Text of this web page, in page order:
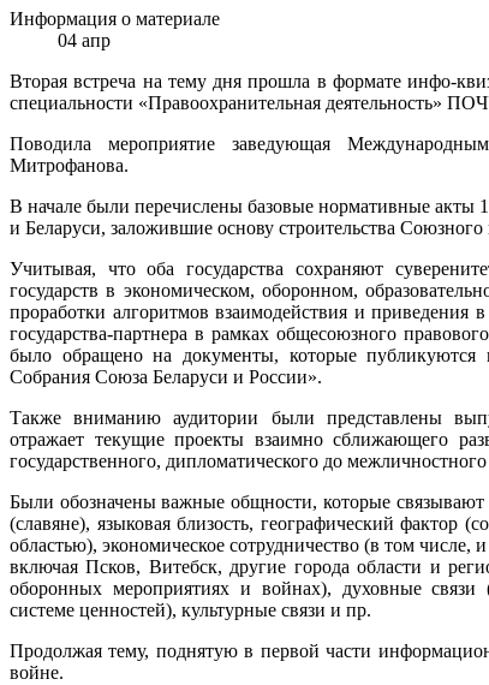
Информация о материале
04 апр
Вторая встреча на тему дня прошла в формате инфо-
специальности «Правоохранительная деятельность»
Поводила мероприятие заведующая
Митрофанова.
В начале были перечислены базовые нормативные акты
и Беларуси, заложившие основу строительства Союзного
Учитывая, что оба государства сохраняют
государств в экономическом, оборонном,
проработки алгоритмов взаимодействия и приведения
государства-партнера в рамках общесоюзного
было обращено на документы, которые
Собрания Союза Беларуси и России».
Также вниманию аудитории были представлены
отражает текущие проекты взаимно сближающего
государственного, дипломатического до
Были обозначены важные общности, которые связывают
(славяне), языковая близость, географический фактор
областью), экономическое сотрудничество (в том числе,
включая Псков, Витебск, другие города области и
оборонных мероприятиях и войнах), духовные связи
системе ценностей), культурные связи и пр.
Продолжая тему, поднятую в первой части
войне.